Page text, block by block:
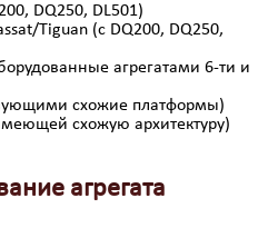
DQ250, DL501)
Tiguan (с DQ200, DQ250,
агрегатами 6-ти и
схожие платформы)
схожую архитектуру)
агрегата